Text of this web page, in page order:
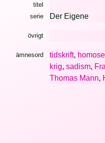
titel
serie
Der Eigene
övrigt
ämnesord tidskrift,
krig, sadism,
Thomas Mann,